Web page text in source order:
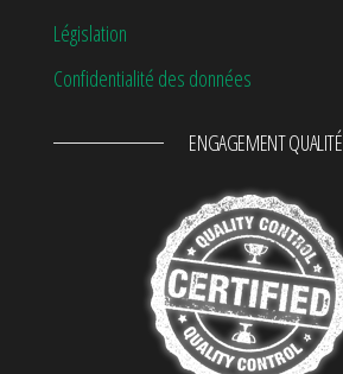
Législation
Confidentialité des données
ENGAGEMENT QUALITÉ